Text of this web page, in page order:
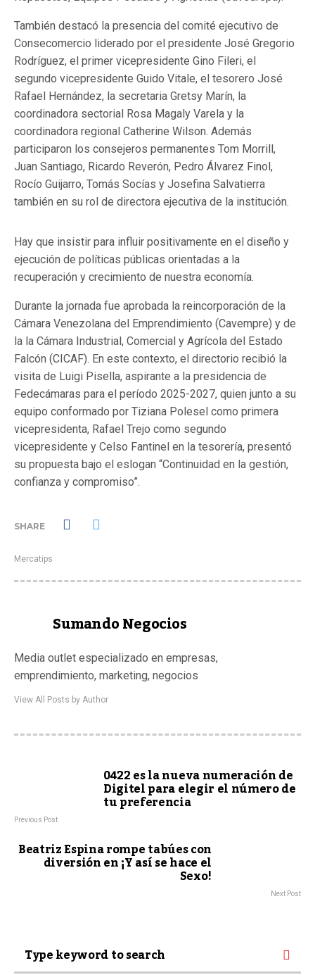
También destacó la presencia del comité ejecutivo de
Consecomercio liderado por el presidente José Gregorio
Rodríguez, el primer vicepresidente Gino Fileri, el
segundo vicepresidente Guido Vitale, el tesorero José
Rafael Hernández, la secretaria Gretsy Marín, la
coordinadora sectorial Rosa Magaly Varela y la
coordinadora regional Catherine Wilson. Además
participaron los consejeros permanentes Tom Morrill,
Juan Santiago, Ricardo Reverón, Pedro Álvarez Finol,
Rocío Guijarro, Tomás Socías y Josefina Salvatierra
también en su rol de directora ejecutiva de la institución.
Hay que insistir para influir positivamente en el diseño y
ejecución de políticas públicas orientadas a la
recuperación y crecimiento de nuestra economía.
Durante la jornada fue aprobada la reincorporación de la
Cámara Venezolana del Emprendimiento (Cavempre) y de
la la Cámara Industrial, Comercial y Agrícola del Estado
Falcón (CICAF). En este contexto, el directorio recibió la
visita de Luigi Pisella, aspirante a la presidencia de
Fedecámaras para el período 2025-2027, quien junto a su
equipo conformado por Tiziana Polesel como primera
vicepresidenta, Rafael Trejo como segundo
vicepresidente y Celso Fantinel en la tesorería, presentó
su propuesta bajo el eslogan “Continuidad en la gestión,
confianza y compromiso”.
SHARE
Mercatips
Sumando Negocios
Media outlet especializado en empresas,
emprendimiento, marketing, negocios
View All Posts by Author
0422 es la nueva numeración de
Digitel para elegir el número de
tu preferencia
Previous Post
Beatriz Espina rompe tabúes con
diversión en ¡Y así se hace el
Sexo!
Next Post